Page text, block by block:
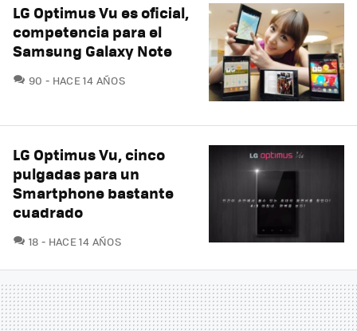
LG Optimus Vu es oficial,
competencia para el
Samsung Galaxy Note
90 COMENTARIOS
HACE 14 AÑOS
LG Optimus Vu, cinco
pulgadas para un
Smartphone bastante
cuadrado
18 COMENTARIOS
HACE 14 AÑOS